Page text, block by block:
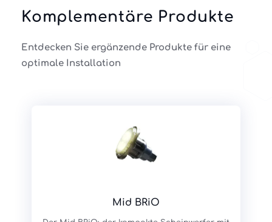
Komplementäre Produkte
Entdecken Sie ergänzende Produkte für eine
optimale Installation
Mid BRiO